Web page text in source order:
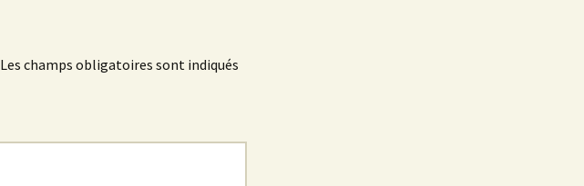
Les champs obligatoires sont indiqués